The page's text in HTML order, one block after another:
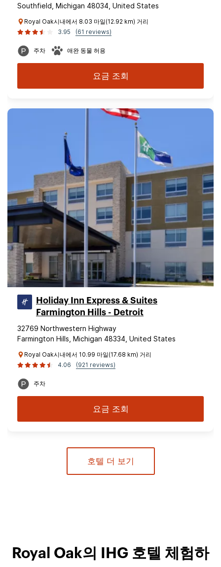
Southfield, Michigan 48034, United States
Royal Oak시내에서 8.03 마일(12.92 km) 거리
3.95
(61 reviews)
주차 애완 동물 허용
요금 조회
Holiday Inn Express & Suites
Farmington Hills - Detroit
32769 Northwestern Highway
Farmington Hills, Michigan 48334, United States
Royal Oak시내에서 10.99 마일(17.68 km) 거리
4.06
(921 reviews)
주차
요금 조회
호텔 더 보기
Royal Oak의 IHG 호텔 체험하